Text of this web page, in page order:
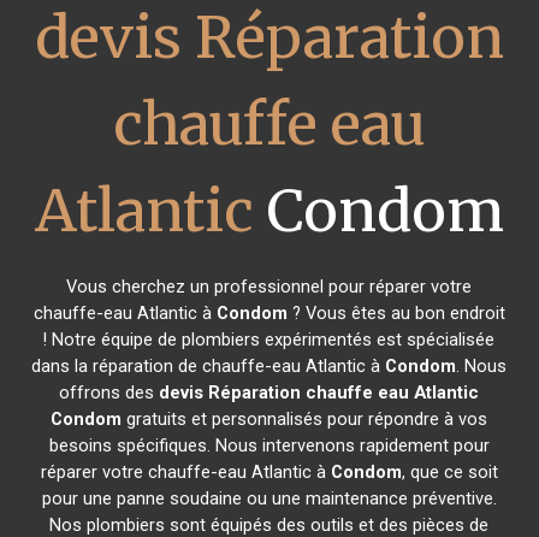
devis Réparation
chauffe eau
Atlantic Condom
Vous cherchez un professionnel pour réparer votre
chauffe-eau Atlantic à Condom ? Vous êtes au bon endroit
! Notre équipe de plombiers expérimentés est spécialisée
dans la réparation de chauffe-eau Atlantic à Condom. Nous
offrons des devis Réparation chauffe eau Atlantic
Condom gratuits et personnalisés pour répondre à vos
besoins spécifiques. Nous intervenons rapidement pour
réparer votre chauffe-eau Atlantic à Condom, que ce soit
pour une panne soudaine ou une maintenance préventive.
Nos plombiers sont équipés des outils et des pièces de